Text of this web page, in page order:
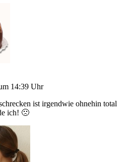
14:39 Uhr
ist irgendwie ohnehin total
ich! 🙁